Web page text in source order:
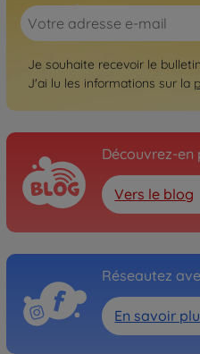
Je souhaite recevoir le
J'ai lu les informations sur la
Découvrez-en
Vers le blog
Réseautez
En savoir